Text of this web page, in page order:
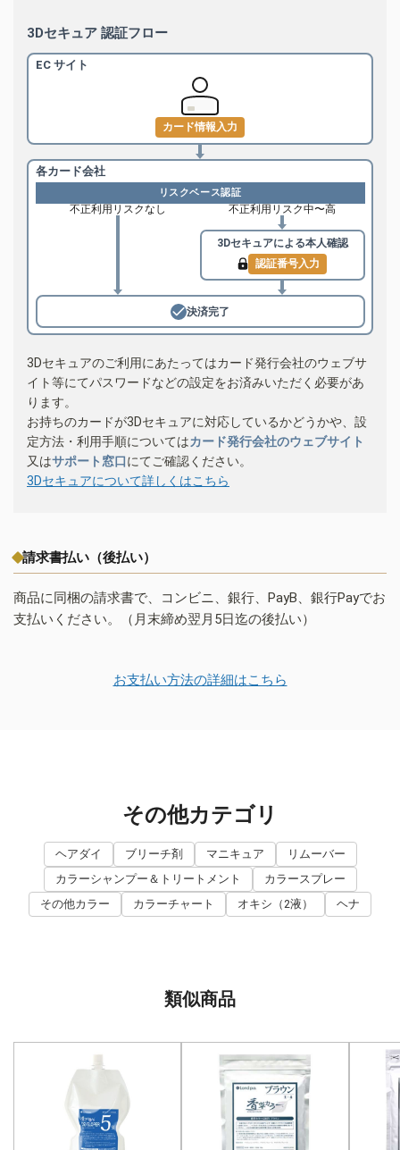
3Dセキュア 認証フロー
EC サイト
カード情報入力
各カード会社
リスクベース認証
不正利用リスクなし 不正利用リスク中〜高
3Dセキュアによる本人確認
認証番号入力
決済完了
3Dセキュアのご利用にあたってはカード発行会社のウェブサ
イト等にてパスワードなどの設定をお済みいただく必要があ
ります。
お持ちのカードが3Dセキュアに対応しているかどうかや、設
定方法・利用手順についてはカード発行会社のウェブサイト
又はサポート窓口にてご確認ください。
3Dセキュアについて詳しくはこちら
請求書払い（後払い）
商品に同梱の請求書で、コンビニ、銀行、PayB、銀行Payでお
支払いください。（月末締め翌月5日迄の後払い）
お支払い方法の詳細はこちら
その他カテゴリ
ヘアダイ ブリーチ剤 マニキュア
リムーバー
カラーシャンプー＆トリートメント
カラースプレー
その他カラー
カラーチャート オキシ（2液） ヘナ
類似商品